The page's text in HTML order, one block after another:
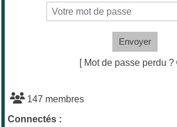
Envoyer
[ Mot de passe perdu ?
147 membres
Connectés :